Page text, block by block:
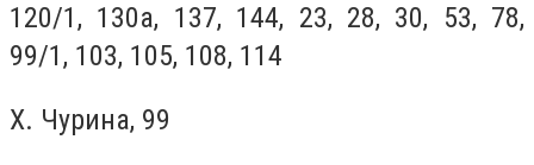
120/1, 130а, 137, 144, 23, 28, 30, 53, 78,
99/1, 103, 105, 108, 114
Х. Чурина, 99